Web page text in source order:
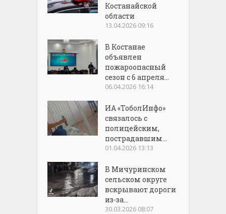
Костанайской
области
13.04.2026 09:16
В Костанае
объявлен
пожароопасный
сезон с 6 апреля...
06.04.2026 16:14
ИА «ТоболИнфо»
связалось с
полицейским,
пострадавшим...
01.04.2026 13:13
В Мичуринском
сельском округе
вскрывают дороги
из-за...
30.03.2026 08:07